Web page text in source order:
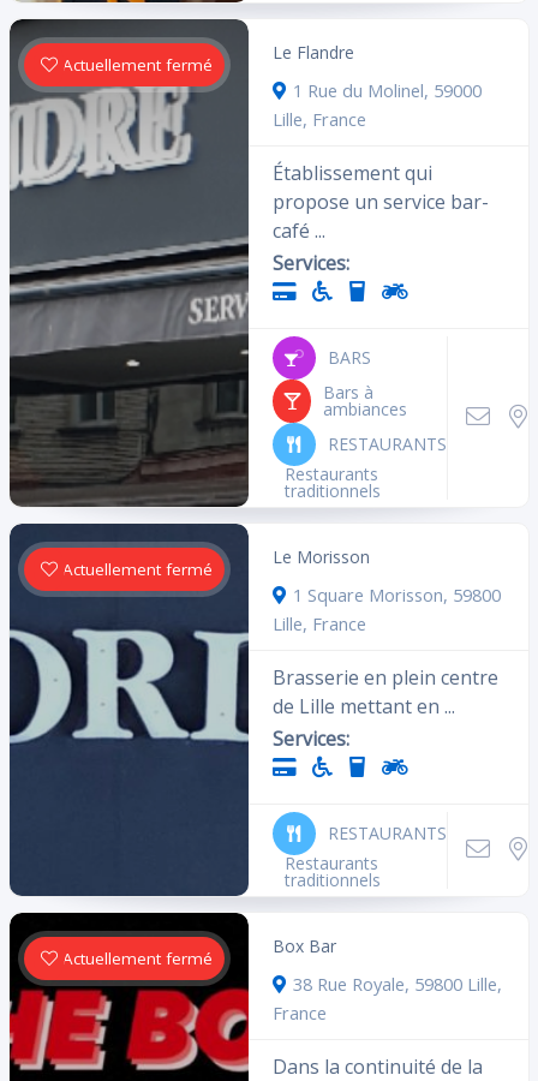
Actuellement fermé
Le Flandre
1 Rue du Molinel, 59000
Lille, France
Établissement qui
propose un service bar-
café ...
Services:
BARS
Bars à
ambiances
RESTAURANTS
Restaurants
traditionnels
Actuellement fermé
Le Morisson
1 Square Morisson, 59800
Lille, France
Brasserie en plein centre
de Lille mettant en ...
Services:
RESTAURANTS
Restaurants
traditionnels
Actuellement fermé
Box Bar
38 Rue Royale, 59800 Lille,
France
Dans la continuité de la